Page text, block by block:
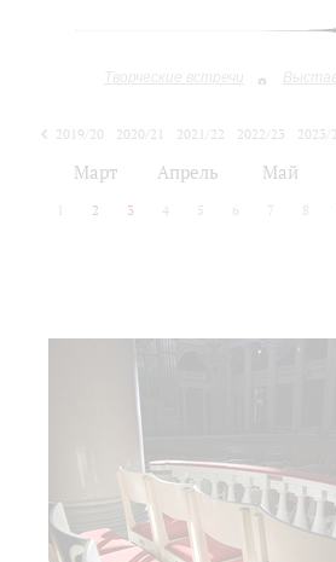
Творческие встречи
2019/20 2020/21 2021/22 2022/23
2023/
Март Апрель Май
2 3 4 5 6 7 8